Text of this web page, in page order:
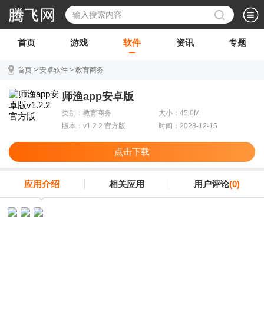
首页 游戏 软件 资讯 专题
首页 > 安卓软件 > 教育商务
师渔app安卓版
类别：教育商务
大小：45.0M
版本：v1.2.2 官方版
时间：2023-12-15
点击下载
应用介绍 相关应用 用户评论(0)